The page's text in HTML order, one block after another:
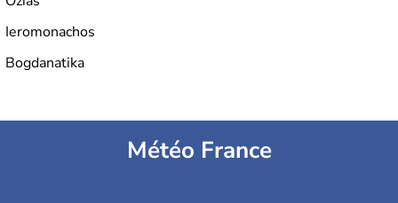
Ieromonachos
Bogdanatika
Météo France